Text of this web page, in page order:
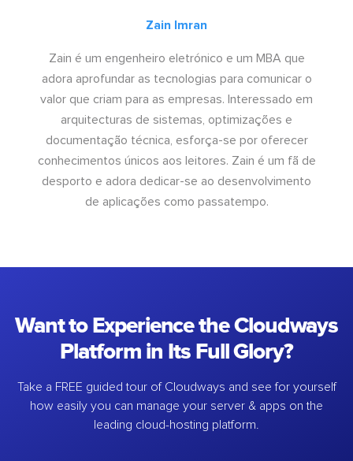
Zain Imran
Zain é um engenheiro eletrónico e um MBA que
adora aprofundar as tecnologias para comunicar o
valor que criam para as empresas. Interessado em
arquitecturas de sistemas, optimizações e
documentação técnica, esforça-se por oferecer
conhecimentos únicos aos leitores. Zain é um fã de
desporto e adora dedicar-se ao desenvolvimento
de aplicações como passatempo.
Want to Experience the Cloudways
Platform in Its Full Glory?
Take a FREE guided tour of Cloudways and see for yourself
how easily you can manage your server & apps on the
leading cloud-hosting platform.